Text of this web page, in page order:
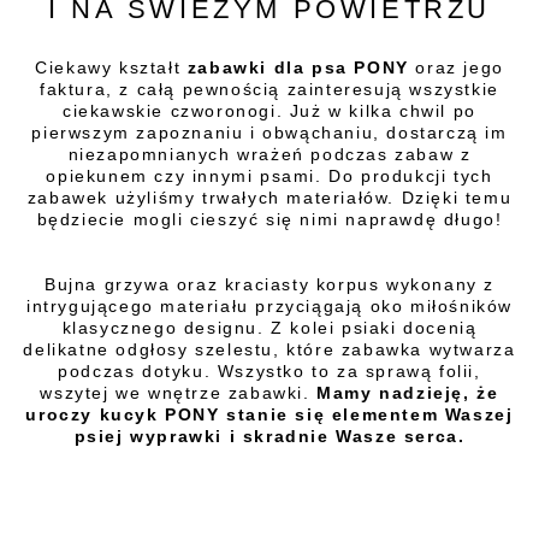
I NA ŚWIEŻYM POWIETRZU
Ciekawy kształt zabawki dla psa PONY oraz jego
faktura, z całą pewnością zainteresują wszystkie
ciekawskie czworonogi. Już w kilka chwil po
pierwszym zapoznaniu i obwąchaniu, dostarczą im
niezapomnianych wrażeń podczas zabaw z
opiekunem czy innymi psami. Do produkcji tych
zabawek użyliśmy trwałych materiałów. Dzięki temu
będziecie mogli cieszyć się nimi naprawdę długo!
Bujna grzywa oraz kraciasty korpus wykonany z
intrygującego materiału przyciągają oko miłośników
klasycznego designu. Z kolei psiaki docenią
delikatne odgłosy szelestu, które zabawka wytwarza
podczas dotyku. Wszystko to za sprawą folii,
wszytej we wnętrze zabawki. Mamy nadzieję, że
uroczy kucyk PONY stanie się elementem Waszej
psiej wyprawki i skradnie Wasze serca.